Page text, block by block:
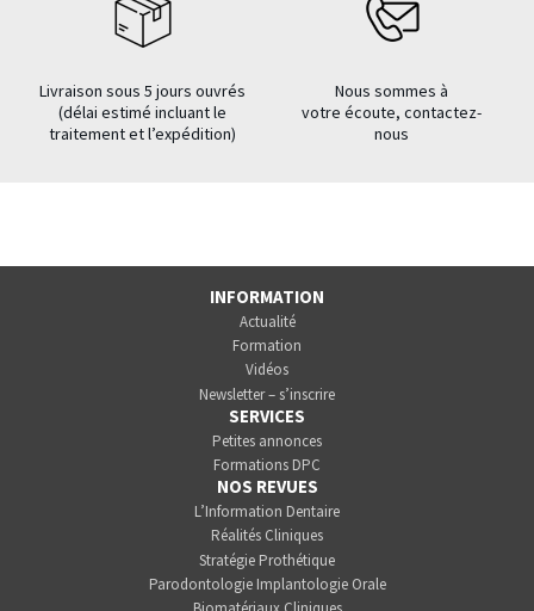
Livraison sous 5 jours ouvrés
(délai estimé incluant le
traitement et l’expédition)
Nous sommes à
votre écoute, contactez-
nous
INFORMATION
Actualité
Formation
Vidéos
Newsletter – s’inscrire
SERVICES
Petites annonces
Formations DPC
NOS REVUES
L’Information Dentaire
Réalités Cliniques
Stratégie Prothétique
Parodontologie Implantologie Orale